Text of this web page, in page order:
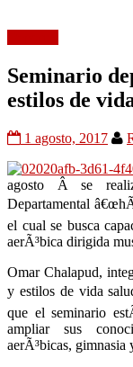
Seminario
estilos de
1 agosto, 2017
agosto Â se
Departamental
el cual se busca
aerÃ³bica dirigida
Omar Chalapud,
y estilos de vida
que el seminario
ampliar sus
aerÃ³bicas, gimnasia